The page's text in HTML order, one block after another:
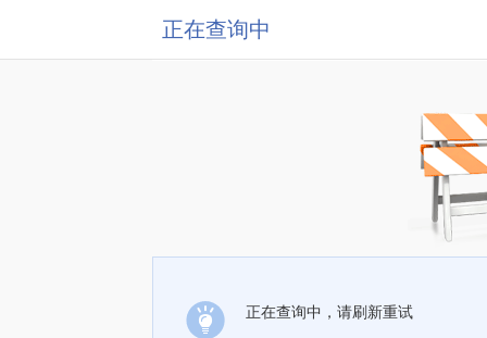
正在查询中
正在查询中，请刷新重试